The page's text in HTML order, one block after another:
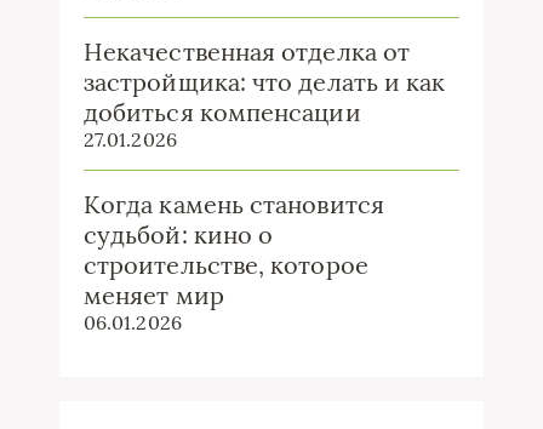
Некачественная отделка от
застройщика: что делать и как
добиться компенсации
27.01.2026
Когда камень становится
судьбой: кино о
строительстве, которое
меняет мир
06.01.2026